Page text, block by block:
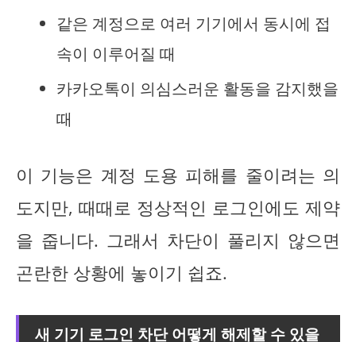
같은 계정으로 여러 기기에서 동시에 접
속이 이루어질 때
카카오톡이 의심스러운 활동을 감지했을
때
이 기능은 계정 도용 피해를 줄이려는 의
도지만, 때때로 정상적인 로그인에도 제약
을 줍니다. 그래서 차단이 풀리지 않으면
곤란한 상황에 놓이기 쉽죠.
새 기기 로그인 차단 어떻게 해제할 수 있을